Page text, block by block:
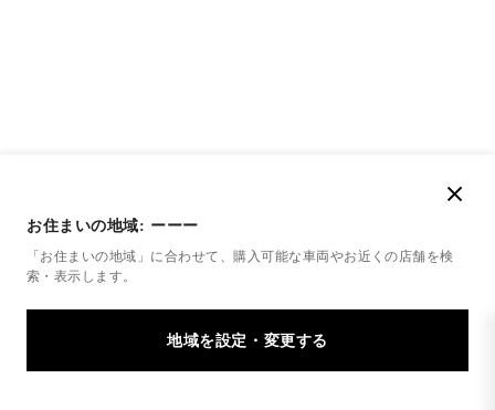
お住まいの地域: ーーー
「お住まいの地域」に合わせて、購入可能な車両やお近くの店舗を検
索・表示します。